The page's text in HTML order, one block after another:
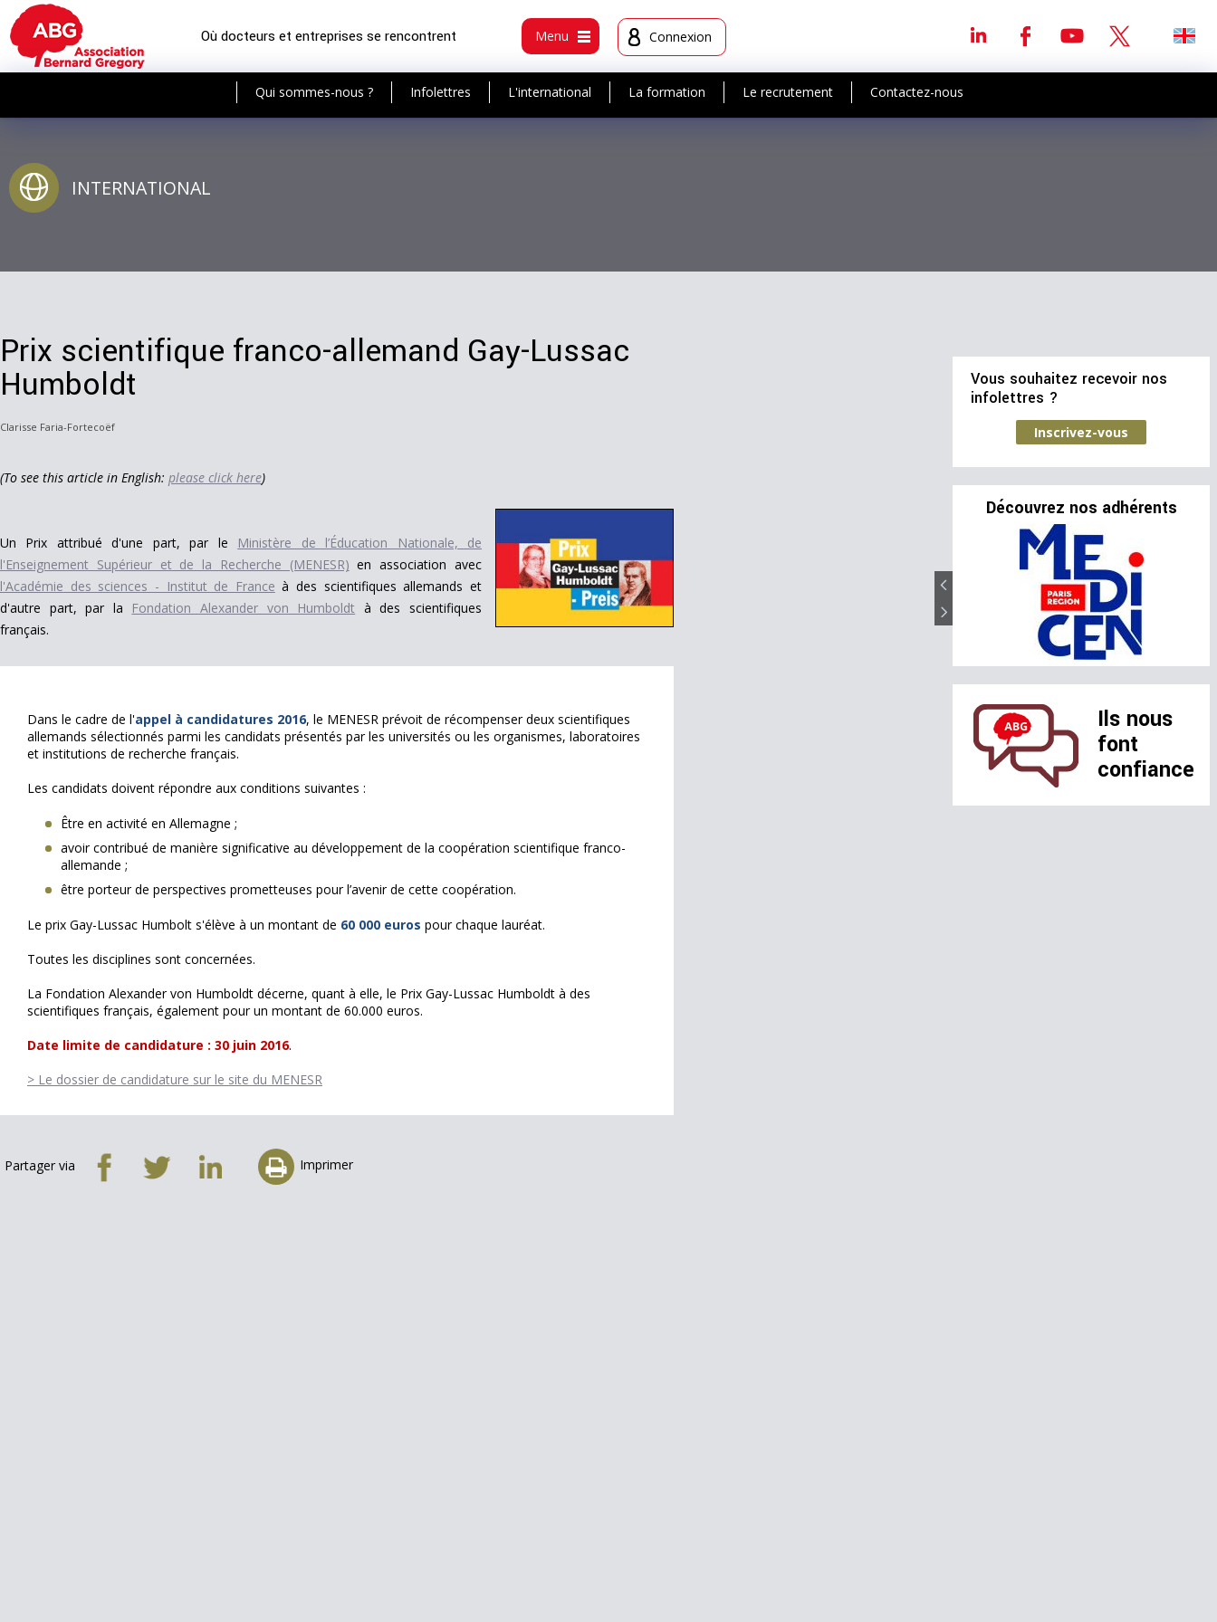
Où docteurs et entreprises se rencontrent Menu Connexion
Qui sommes-nous ? Infolettres L'international La formation Le recrutement Contactez-nous
INTERNATIONAL
Prix scientifique franco-allemand Gay-Lussac
Humboldt
Clarisse Faria-Fortecoëf
(To see this article in English: please click here)
Un Prix attribué d'une part, par le Ministère de l’Éducation Nationale, de
l'Enseignement Supérieur et de la Recherche (MENESR) en association avec
l'Académie des sciences - Institut de France à des scientifiques allemands et
d'autre part, par la FondationAlexander von Humboldt à des scientifiques
français.
Dans le cadre de l'appel à candidatures 2016, le MENESR prévoit de récompenser deux scientifiques
allemands sélectionnés parmi les candidats présentés par les universités ou les organismes, laboratoires
et institutions de recherche français.
Les candidats doivent répondre aux conditions suivantes :
Être en activité en Allemagne ;
avoir contribué de manière significative au développement de la coopération scientifique franco-
allemande ;
être porteur de perspectives prometteuses pour l’avenir de cette coopération.
Le prix Gay-Lussac Humbolt s'élève à un montant de 60 000 euros pour chaque lauréat.
Toutes les disciplines sont concernées.
La Fondation Alexander von Humboldt décerne, quant à elle, le Prix Gay-Lussac Humboldt à des
scientifiques français, également pour un montant de 60.000 euros.
Date limite de candidature : 30 juin 2016.
> Le dossier de candidature sur le site du MENESR
Partager via Imprimer
Vous souhaitez recevoir nos
infolettres ?
Inscrivez-vous
Découvrez nos adhérents
Ils nous
font
confiance